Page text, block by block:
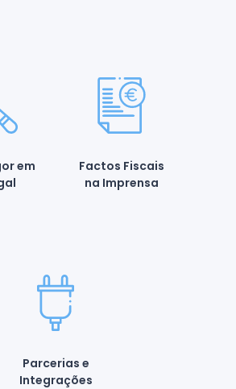
em
Factos Fiscais
na Imprensa
Parcerias e
Integrações